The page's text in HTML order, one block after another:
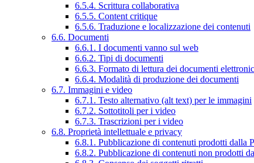
6.5.4. Scrittura collaborativa
6.5.5. Content critique
6.5.6. Traduzione e localizzazione dei contenuti
6.6. Documenti
6.6.1. I documenti vanno sul web
6.6.2. Tipi di documenti
6.6.3. Formato di lettura dei documenti
6.6.4. Modalità di produzione dei documenti
6.7. Immagini e video
6.7.1. Testo alternativo (alt text) per le immagini
6.7.2. Sottotitoli per i video
6.7.3. Trascrizioni per i video
6.8. Proprietà intellettuale e privacy
6.8.1. Pubblicazione di contenuti prodotti dalla
6.8.2. Pubblicazione di contenuti non prodotti